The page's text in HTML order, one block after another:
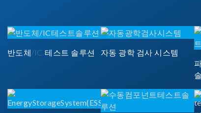
반도체/IC 테스트 솔루션
자동 광학 검사 시스템